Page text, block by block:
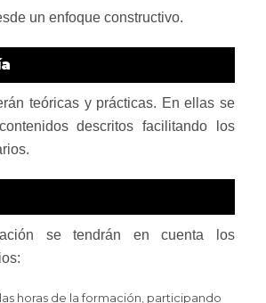
un enfoque constructivo.
teóricas y prácticas. En ellas se
descritos facilitando los
se tendrán en cuenta los
horas de la formación, participando